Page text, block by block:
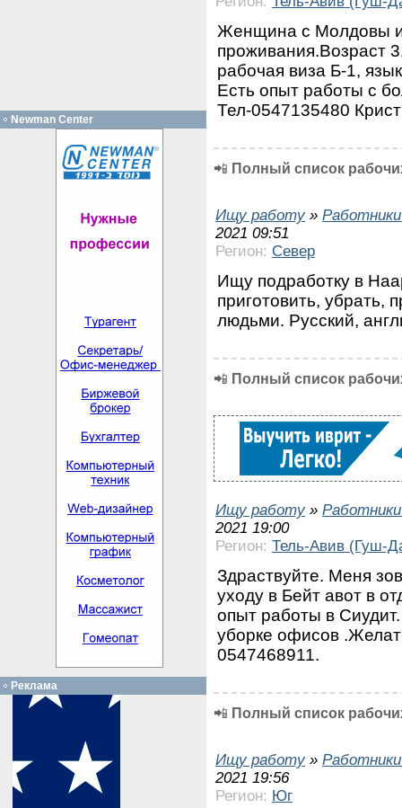
Женщина с Молдовы
проживания.Возраст
рабочая виза Б-1,
Есть опыт работы с
Тел-0547135480
📲 Полный список
Ищу работу »
2021 09:51
Регион: Север
Ищу подработку в
приготовить, убрать,
людьми. Русский,
📲 Полный список
Ищу работу »
2021 19:00
Регион: Тель-Авив (Гуш-
Здраствуйте. Меня
уходу в Бейт авот в
опыт работы в
уборке офисов
0547468911.
📲 Полный список
Ищу работу »
2021 19:56
Регион: Юг
Newman Center
Реклама